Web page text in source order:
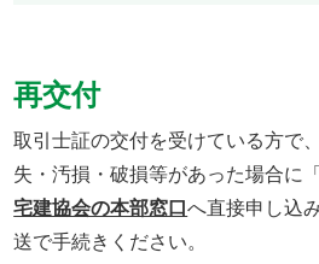
再交付
取引士証の交付を受けている方で
失・汚損・破損等があった場合に
宅建協会の本部窓口へ直接申し込
送で手続きください。